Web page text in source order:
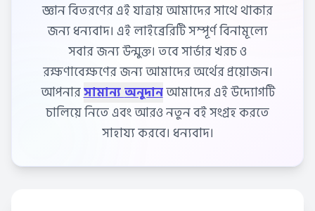
জ্ঞান বিতরণের এই যাত্রায় আমাদের সাথে থাকার
জন্য ধন্যবাদ। এই লাইব্রেরিটি সম্পূর্ণ বিনামূল্যে
সবার জন্য উন্মুক্ত। তবে সার্ভার খরচ ও
রক্ষণাবেক্ষণের জন্য আমাদের অর্থের প্রয়োজন।
আপনার
সামান্য অনুদানআমাদের এই উদ্যোগটি
চালিয়ে নিতে এবং আরও নতুন বই সংগ্রহ করতে
সাহায্য করবে। ধন্যবাদ।